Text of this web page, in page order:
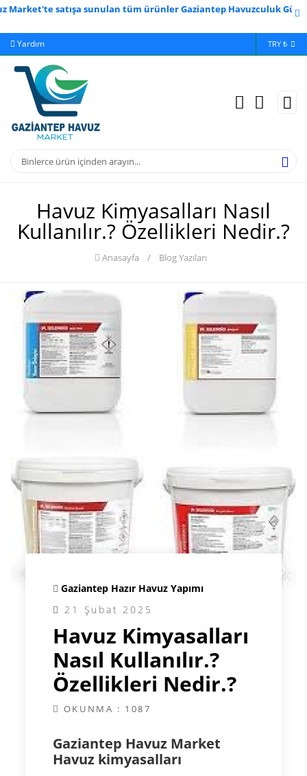
sunulan tüm ürünler Gaziantep Havuzculuk Güvencesi ve
Yardım TRY ₺
Havuz Kimyasalları Nasıl
Kullanılır.? Özellikleri Nedir.?
Anasayfa / Blog Yazıları
Gaziantep Hazır Havuz Yapımı
21 Şubat 2025
Havuz Kimyasalları
Nasıl Kullanılır.?
Özellikleri Nedir.?
OKUNMA : 1087
Gaziantep Havuz Market
Havuz kimyasalları